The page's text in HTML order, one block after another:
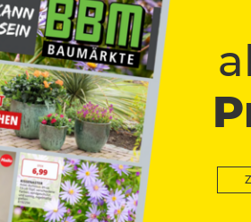
kannst – frisch aus dem Garten,
sind:
füttern.
auch getrocknet.
Wirkung.
und bekömmlich.
und schmeckt süßlich.
bei Magenbeschwerden.
Verdauung, kühlend und frisch.
oder Ringelblume dürfen in kleinen